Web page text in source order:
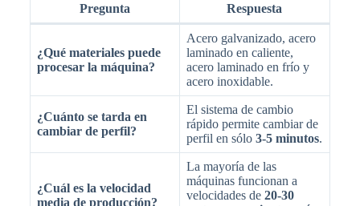
Pregunta Respuesta
¿Qué materiales puede
procesar la máquina?
Acero galvanizado, acero
laminado en caliente,
acero laminado en frío y
acero inoxidable.
¿Cuánto se tarda en
cambiar de perfil?
El sistema de cambio
rápido permite cambiar de
perfil en sólo 3-5 minutos.
¿Cuál es la velocidad
media de producción?
La mayoría de las
máquinas funcionan a
velocidades de 20-30